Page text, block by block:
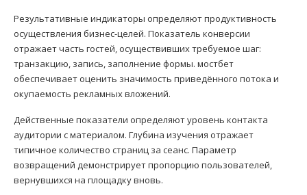
Результативные индикаторы определяют продуктивность
осуществления бизнес-целей. Показатель конверсии
отражает часть гостей, осуществивших требуемое шаг:
транзакцию, запись, заполнение формы. мостбет
обеспечивает оценить значимость приведённого потока и
окупаемость рекламных вложений.
Действенные показатели определяют уровень контакта
аудитории с материалом. Глубина изучения отражает
типичное количество страниц за сеанс. Параметр
возвращений демонстрирует пропорцию пользователей,
вернувшихся на площадку вновь.